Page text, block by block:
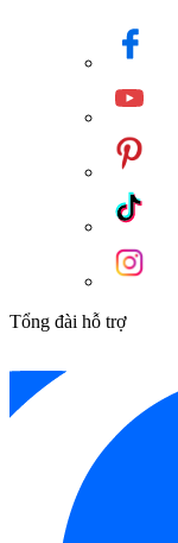
Tổng đài hỗ trợ